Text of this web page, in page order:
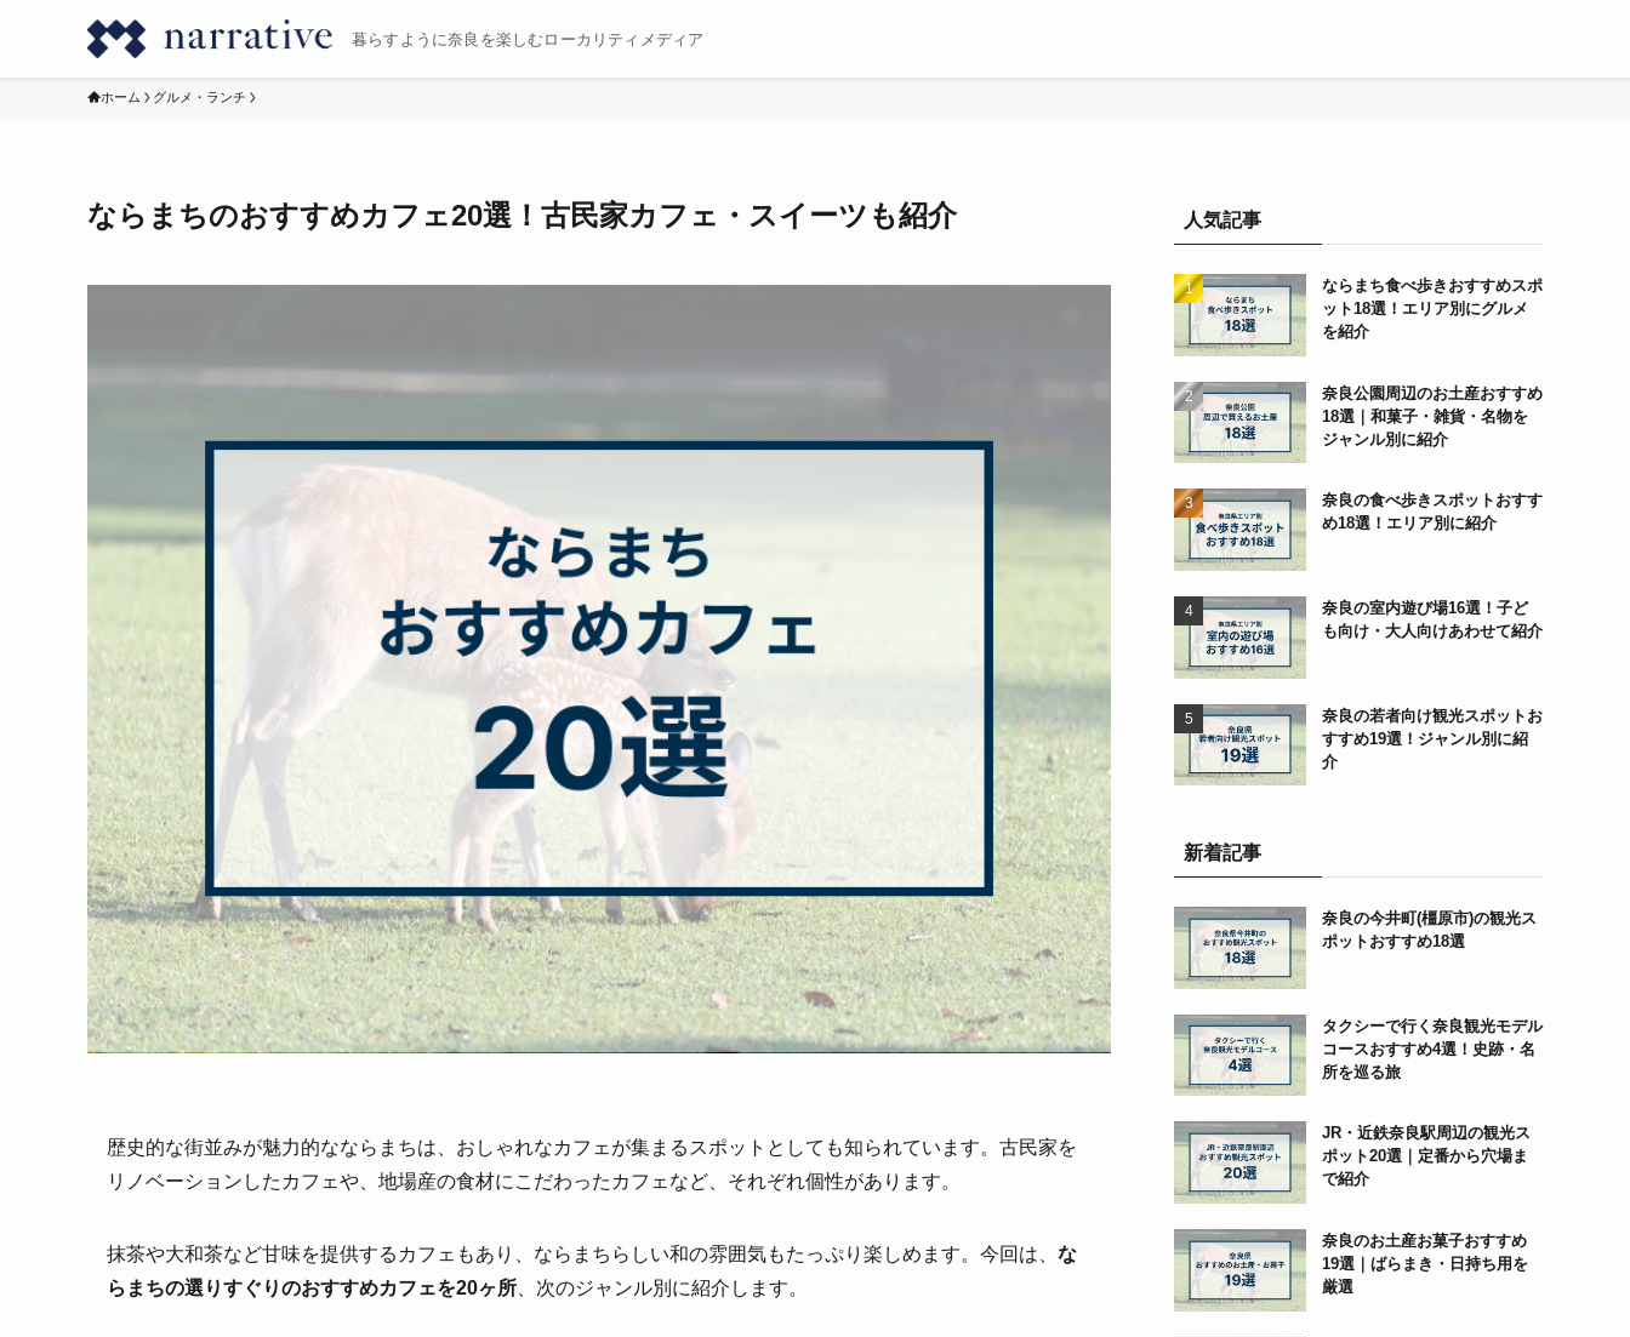
暮らすように奈良を楽しむローカリティメディア
ホーム グルメ・ランチ
ならまちのおすすめカフェ20選！古民家カフェ・スイーツも紹介
歴史的な街並みが魅力的なならまちは、おしゃれなカフェが集まるスポットとしても知られています。古民家を
リノベーションしたカフェや、地場産の食材にこだわったカフェなど、それぞれ個性があります。
抹茶や大和茶など甘味を提供するカフェもあり、ならまちらしい和の雰囲気もたっぷり楽しめます。今回は、 な
らまちの選りすぐりのおすすめカフェを20ヶ所 、次のジャンル別に紹介します。
人気記事
ならまち食べ歩きおすすめスポ
ット18選！エリア別にグルメ
を紹介
奈良公園周辺のお土産おすすめ
18選｜和菓子・雑貨・名物を
ジャンル別に紹介
奈良の食べ歩きスポットおすす
め18選！エリア別に紹介
奈良の室内遊び場16選！子ど
も向け・大人向けあわせて紹介
奈良の若者向け観光スポットお
すすめ19選！ジャンル別に紹
介
新着記事
奈良の今井町(橿原市)の観光ス
ポットおすすめ18選
タクシーで行く奈良観光モデル
コースおすすめ4選！史跡・名
所を巡る旅
JR・近鉄奈良駅周辺の観光ス
ポット20選｜定番から穴場ま
で紹介
奈良のお土産お菓子おすすめ
19選｜ばらまき・日持ち用を
厳選